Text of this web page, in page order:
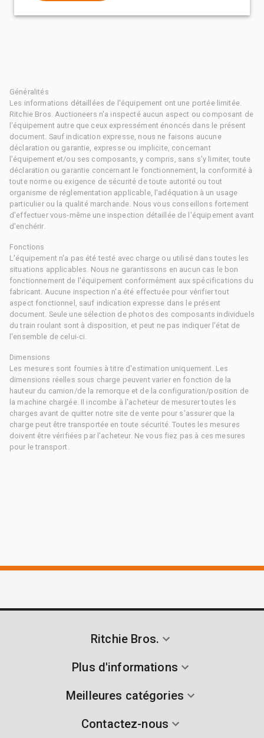
Généralités
Les informations détaillées de l'équipement ont une portée limitée.
Ritchie Bros. Auctioneers n'a inspecté aucun aspect ou composant de
l'équipement autre que ceux expressément énoncés dans le présent
document. Sauf indication expresse, nous ne faisons aucune
déclaration ou garantie, expresse ou implicite, concernant
l'équipement et/ou ses composants, y compris, sans s'y limiter, toute
déclaration ou garantie concernant le fonctionnement, la conformité à
toute norme ou exigence de sécurité de toute autorité ou tout
organisme de réglementation applicable, l'adéquation à un usage
particulier ou la qualité marchande. Nous vous conseillons fortement
d'effectuer vous-même une inspection détaillée de l'équipement avant
d'enchérir.
Fonctions
L'équipement n'a pas été testé avec charge ou utilisé dans toutes les
situations applicables. Nous ne garantissons en aucun cas le bon
fonctionnement de l'équipement conformément aux spécifications du
fabricant. Aucune inspection n'a été effectuée pour vérifier tout
aspect fonctionnel, sauf indication expresse dans le présent
document. Seule une sélection de photos des composants individuels
du train roulant sont à disposition, et peut ne pas indiquer l'état de
l'ensemble de celui-ci.
Dimensions
Les mesures sont fournies à titre d'estimation uniquement. Les
dimensions réelles sous charge peuvent varier en fonction de la
hauteur du camion/de la remorque et de la configuration/position de
la machine chargée. Il incombe à l'acheteur de mesurer toutes les
charges avant de quitter notre site de vente pour s'assurer que la
charge peut être transportée en toute sécurité. Toutes les mesures
doivent être vérifiées par l'acheteur. Ne vous fiez pas à ces mesures
pour le transport.
Ritchie Bros.
Plus d'informations
Meilleures catégories
Contactez-nous